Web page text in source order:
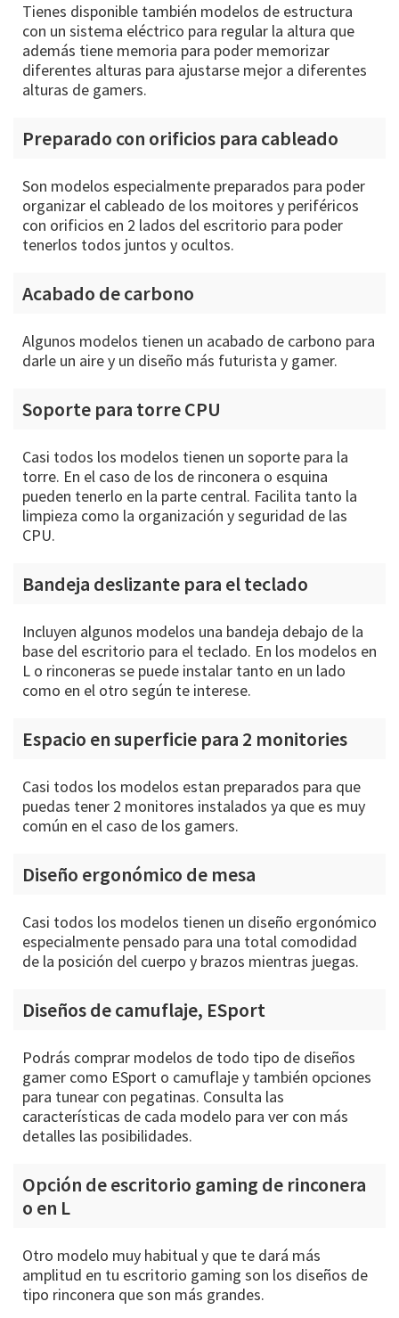
Tienes disponible también modelos de estructura
con un sistema eléctrico para regular la altura que
además tiene memoria para poder memorizar
diferentes alturas para ajustarse mejor a diferentes
alturas de gamers.
Preparado con orificios para cableado
Son modelos especialmente preparados para poder
organizar el cableado de los moitores y periféricos
con orificios en 2 lados del escritorio para poder
tenerlos todos juntos y ocultos.
Acabado de carbono
Algunos modelos tienen un acabado de carbono para
darle un aire y un diseño más futurista y gamer.
Soporte para torre CPU
Casi todos los modelos tienen un soporte para la
torre. En el caso de los de rinconera o esquina
pueden tenerlo en la parte central. Facilita tanto la
limpieza como la organización y seguridad de las
CPU.
Bandeja deslizante para el teclado
Incluyen algunos modelos una bandeja debajo de la
base del escritorio para el teclado. En los modelos en
L o rinconeras se puede instalar tanto en un lado
como en el otro según te interese.
Espacio en superficie para 2 monitories
Casi todos los modelos estan preparados para que
puedas tener 2 monitores instalados ya que es muy
común en el caso de los gamers.
Diseño ergonómico de mesa
Casi todos los modelos tienen un diseño ergonómico
especialmente pensado para una total comodidad
de la posición del cuerpo y brazos mientras juegas.
Diseños de camuflaje, ESport
Podrás comprar modelos de todo tipo de diseños
gamer como ESport o camuflaje y también opciones
para tunear con pegatinas. Consulta las
características de cada modelo para ver con más
detalles las posibilidades.
Opción de escritorio gaming de rinconera
o en L
Otro modelo muy habitual y que te dará más
amplitud en tu escritorio gaming son los diseños de
tipo rinconera que son más grandes.